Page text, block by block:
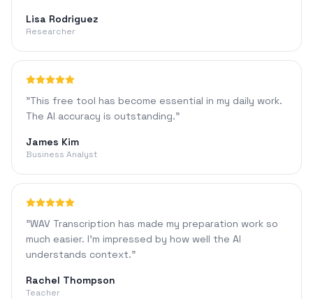
Lisa Rodriguez
Researcher
"This free tool has become essential in my daily work.
The AI accuracy is outstanding."
James Kim
Business Analyst
"WAV Transcription has made my preparation work so
much easier. I'm impressed by how well the AI
understands context."
Rachel Thompson
Teacher